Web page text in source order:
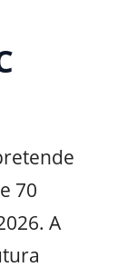
70
A